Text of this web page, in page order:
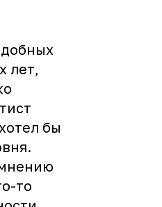
лет,
бы
то